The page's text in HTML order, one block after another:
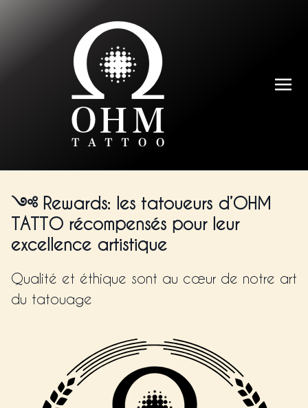
Rewards: les tatoueurs d’OHM
TATTO récompensés pour leur
excellence artistique
Qualité et éthique sont au cœur de notre art
du tatouage